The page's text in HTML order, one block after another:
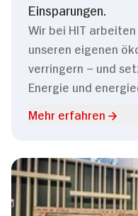
Einsparungen.
Wir bei HIT
unseren eigenen
verringern – und
Energie und
Mehr erfahren